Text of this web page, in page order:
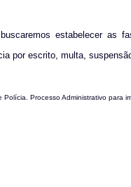
estabelecer as
por escrito, multa,
Processo Administrativo para